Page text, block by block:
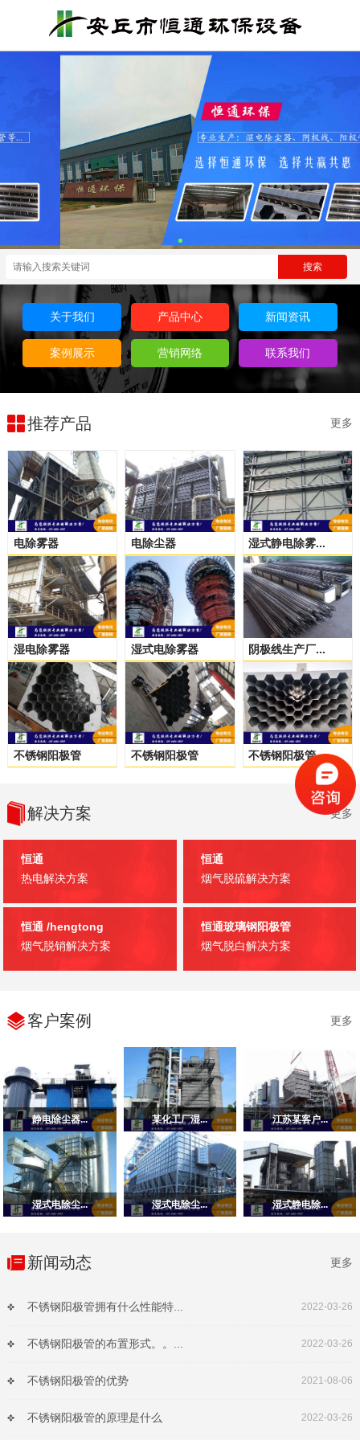
关于我们 产品中心 新闻资讯
案例展示 营销网络 联系我们
推荐产品 更多
电除雾器 电除尘器 湿式静电除雾...
湿电除雾器 湿式电除雾器 阴极线生产厂...
不锈钢阳极管 不锈钢阳极管 不锈钢阳极管
解决方案 更多
恒通
热电解决方案
恒通
烟气脱硫解决方案
恒通 /hengtong
烟气脱销解决方案
恒通玻璃钢阳极管
烟气脱白解决方案
客户案例 更多
静电除尘器... 某化工厂湿... 江苏某客户...
湿式电除尘... 湿式电除尘... 湿式静电除...
新闻动态 更多
不锈钢阳极管拥有什么性能特... 2022-03-26
不锈钢阳极管的布置形式。。... 2022-03-26
不锈钢阳极管的优势 2021-08-06
不锈钢阳极管的原理是什么 2022-03-26